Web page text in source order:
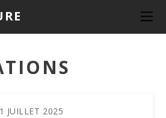
1 JUILLET 2025